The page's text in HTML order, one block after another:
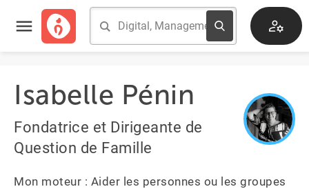
Isabelle Pénin
Fondatrice et Dirigeante de
Question de Famille
Mon moteur : Aider les personnes ou les groupes